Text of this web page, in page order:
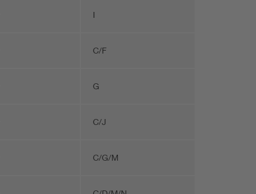
I
C/F
G
C/J
C/G/M